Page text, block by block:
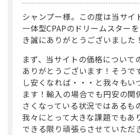
シャンプー様。この度は当サイ
一体型CPAPのドリームスター
き誠にありがとうございました！
まず、当サイトの価格について
ありがとうございます！そうで
し安くなれば・・・と我々もい
ます！輸入の場合でも円安の関
さくなっている状況ではあるも
我々にとって大きな課題でもあ
できる限り頑張らさせていただ